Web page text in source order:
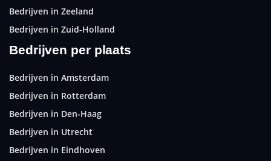
Bedrijven in Zeeland
Bedrijven in Zuid-Holland
Bedrijven per plaats
Bedrijven in Amsterdam
Bedrijven in Rotterdam
Bedrijven in Den-Haag
Bedrijven in Utrecht
Bedrijven in Eindhoven